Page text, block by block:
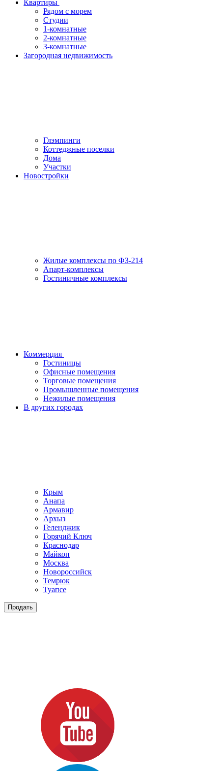
Квартиры
Рядом с морем
Студии
1-комнатные
2-комнатные
3-комнатные
Загородная недвижимость
Глэмпинги
Коттеджные поселки
Дома
Участки
Новостройки
Жилые комплексы по ФЗ-214
Апарт-комплексы
Гостиничные комплексы
Коммерция
Гостиницы
Офисные помещения
Торговые помещения
Промышленные помещения
Нежилые помещения
В других городах
Крым
Анапа
Армавир
Архыз
Геленджик
Горячий Ключ
Краснодар
Майкоп
Москва
Новороссийск
Темрюк
Туапсе
Продать